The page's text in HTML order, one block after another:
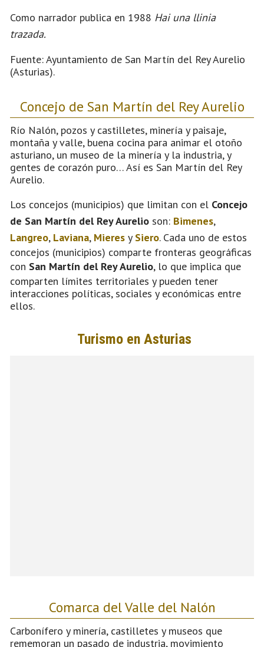
Como narrador publica en 1988 Hai una llinia
trazada.
Fuente: Ayuntamiento de San Martín del Rey Aurelio
(Asturias).
Concejo de San Martín del Rey Aurelio
Río Nalón, pozos y castilletes, minería y paisaje,
montaña y valle, buena cocina para animar el otoño
asturiano, un museo de la minería y la industria, y
gentes de corazón puro… Así es San Martín del Rey
Aurelio.
Los concejos (municipios) que limitan con el Concejo
de San Martín del Rey Aurelio son: Bimenes,
Langreo, Laviana, Mieres y Siero. Cada uno de estos
concejos (municipios) comparte fronteras geográficas
con San Martín del Rey Aurelio, lo que implica que
comparten límites territoriales y pueden tener
interacciones políticas, sociales y económicas entre
ellos.
Comarca del Valle del Nalón
Carbonífero y minería, castilletes y museos que
rememoran un pasado de industria, movimiento